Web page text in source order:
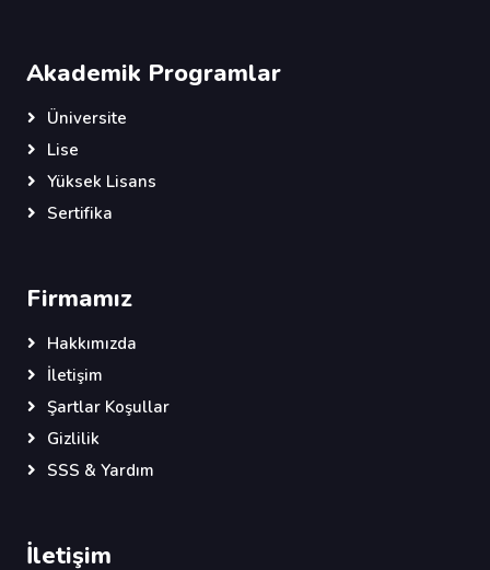
Akademik Programlar
Üniversite
Lise
Yüksek Lisans
Sertifika
Firmamız
Hakkımızda
İletişim
Şartlar Koşullar
Gizlilik
SSS & Yardım
İletişim